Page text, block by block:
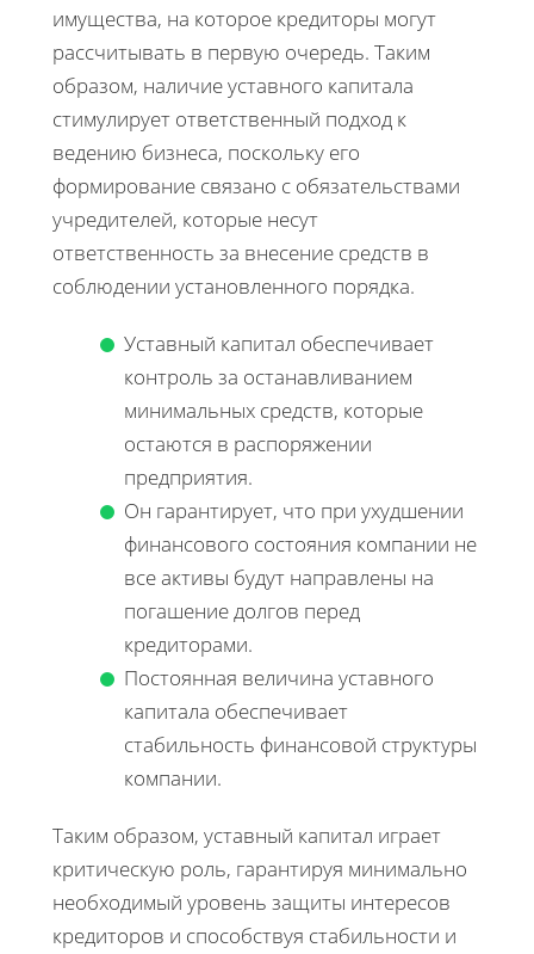
имущества, на которое кредиторы могут
рассчитывать в первую очередь. Таким
образом, наличие уставного капитала
стимулирует ответственный подход к
ведению бизнеса, поскольку его
формирование связано с обязательствами
учредителей, которые несут
ответственность за внесение средств в
соблюдении установленного порядка.
Уставный капитал обеспечивает
контроль за останавливанием
минимальных средств, которые
остаются в распоряжении
предприятия.
Он гарантирует, что при ухудшении
финансового состояния компании не
все активы будут направлены на
погашение долгов перед
кредиторами.
Постоянная величина уставного
капитала обеспечивает
стабильность финансовой структуры
компании.
Таким образом, уставный капитал играет
критическую роль, гарантируя минимально
необходимый уровень защиты интересов
кредиторов и способствуя стабильности и